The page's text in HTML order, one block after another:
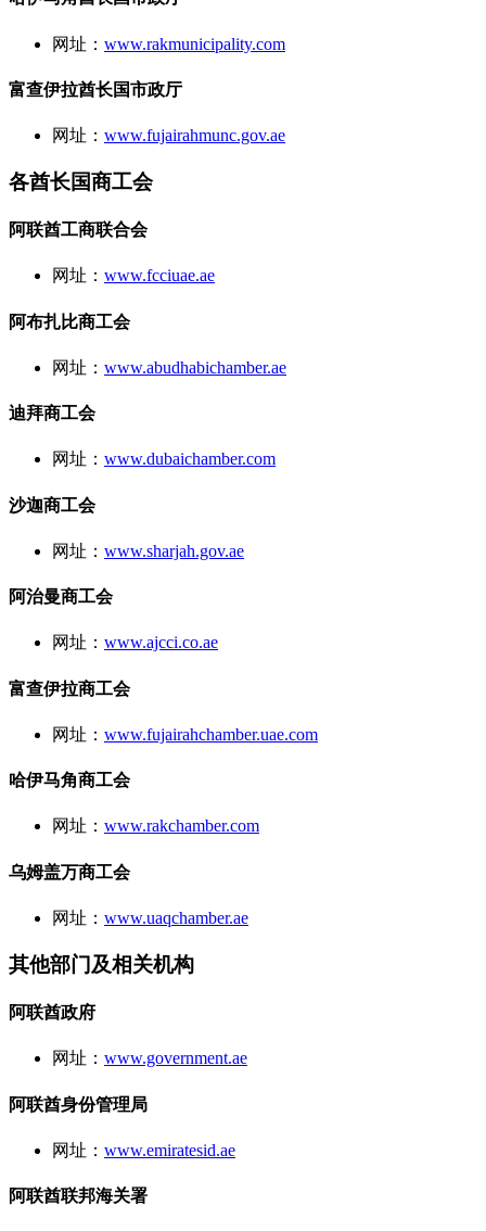
网址： www.rakmunicipality.com
富查伊拉酋长国市政厅
网址： www.fujairahmunc.gov.ae
各酋长国商工会
阿联酋工商联合会
网址： www.fcciuae.ae
阿布扎比商工会
网址： www.abudhabichamber.ae
迪拜商工会
网址： www.dubaichamber.com
沙迦商工会
网址： www.sharjah.gov.ae
阿治曼商工会
网址： www.ajcci.co.ae
富查伊拉商工会
网址： www.fujairahchamber.uae.com
哈伊马角商工会
网址： www.rakchamber.com
乌姆盖万商工会
网址： www.uaqchamber.ae
其他部门及相关机构
阿联酋政府
网址： www.government.ae
阿联酋身份管理局
网址： www.emiratesid.ae
阿联酋联邦海关署